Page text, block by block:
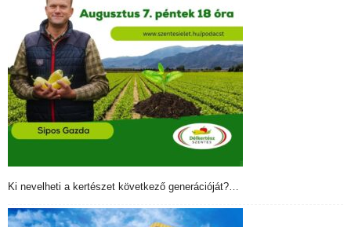
Ki nevelheti a kertészet következő generációját?…